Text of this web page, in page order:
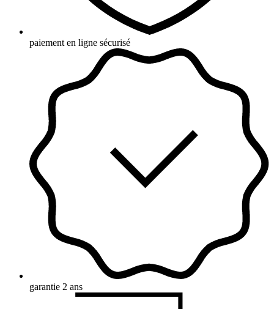
paiement en ligne sécurisé
garantie 2 ans